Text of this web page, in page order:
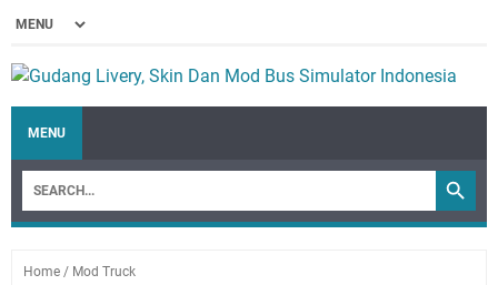
MENU
Home / Mod Truck